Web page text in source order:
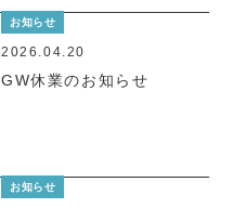
お知らせ
2026.04.20
GW休業のお知らせ
お知らせ